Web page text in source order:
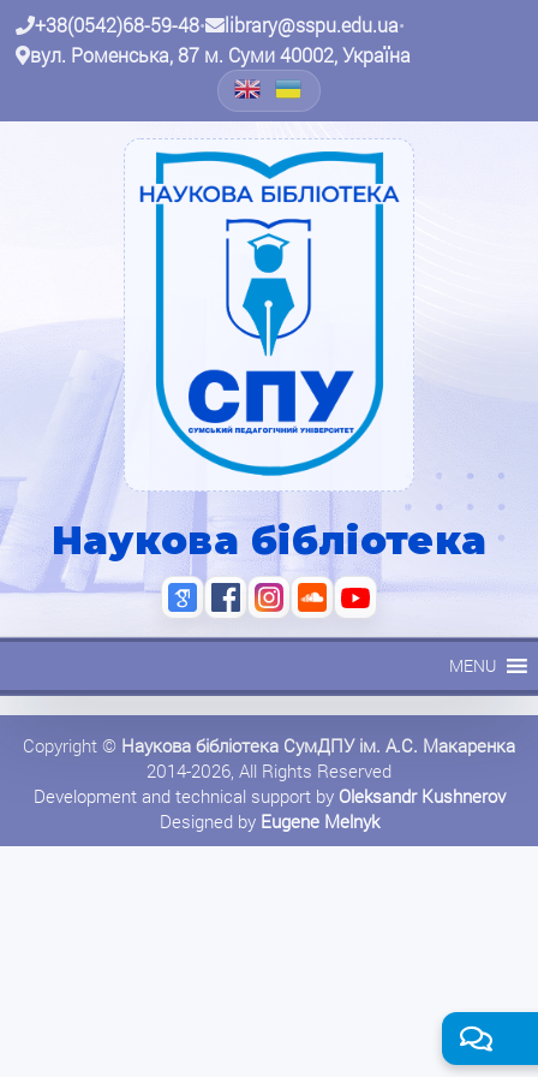
+38(0542)68-59-48• library@sspu.edu.ua•
вул. Роменська, 87 м. Суми 40002, Україна
Наукова бібліотека
MENU
Copyright © Наукова бібліотека СумДПУ ім. А.С. Макаренка
2014-2026, All Rights Reserved
Development and technical support by Oleksandr Kushnerov
Designed by Eugene Melnyk